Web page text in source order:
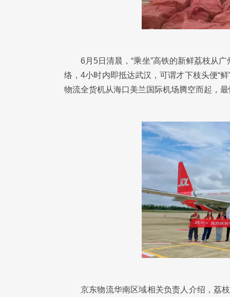
6月5日清晨，“乘坐”高铁的新鲜荔枝从
络，4小时内即抵达武汉，可谓才下枝头便“
物流全货机从海口美兰国际机场腾空而起，
京东物流华南区域相关负责人介绍，荔